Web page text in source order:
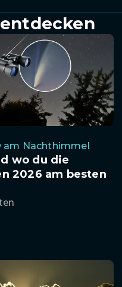
am Nachthimmel
wo du die
2026 am besten